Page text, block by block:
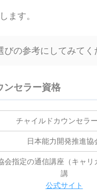
ます。
びの参考にしてみてく
ンセラー資格
チャイルドカウンセラ
日本能力開発推進協
会指定の通信講座（キャリ
講
公式サイト